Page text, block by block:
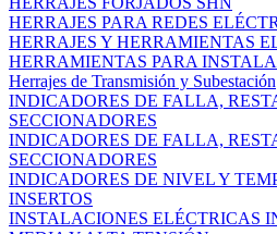
HERRAJES PARA REDES
HERRAJES Y HERRAMIENTAS
HERRAMIENTAS PARA
Herrajes de Transmisión y Subestación
INDICADORES DE FALLA,
SECCIONADORES
INDICADORES DE FALLA,
SECCIONADORES
INDICADORES DE NIVEL Y
INSERTOS
INSTALACIONES ELÉCTRICAS